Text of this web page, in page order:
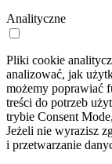
Analityczne
Pliki cookie
analizować, jak
możemy poprawiać
treści do potrzeb
trybie Consent
Jeżeli nie wyrazisz
i przetwarzanie